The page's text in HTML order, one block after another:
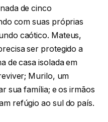
de cinco
com suas próprias
caótico. Mateus,
ser protegido a
de casa isolada em
Murilo, um
sua família; e os irmãos
refúgio ao sul do país.